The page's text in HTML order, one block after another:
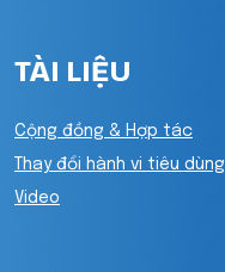
TÀI LIỆU
Cộng đồng & Hợp tác
Thay đổi hành vi tiêu dùng
Video